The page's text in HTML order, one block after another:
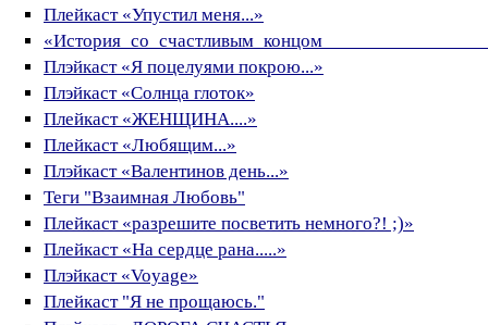
Плейкаст «Упустил меня...»
Плэйкаст «Я поцелуями покрою...»
Плэйкаст «Солнца глоток»
Плейкаст «ЖЕНЩИНА....»
Плейкаст «Любящим...»
Плэйкаст «Валентинов день...»
Теги "Взаимная Любовь"
Плейкаст «разрешите посветить немного?! ;)»
Плейкаст «На сердце рана.....»
Плэйкаст «Voyage»
Плейкаст "Я не прощаюсь."